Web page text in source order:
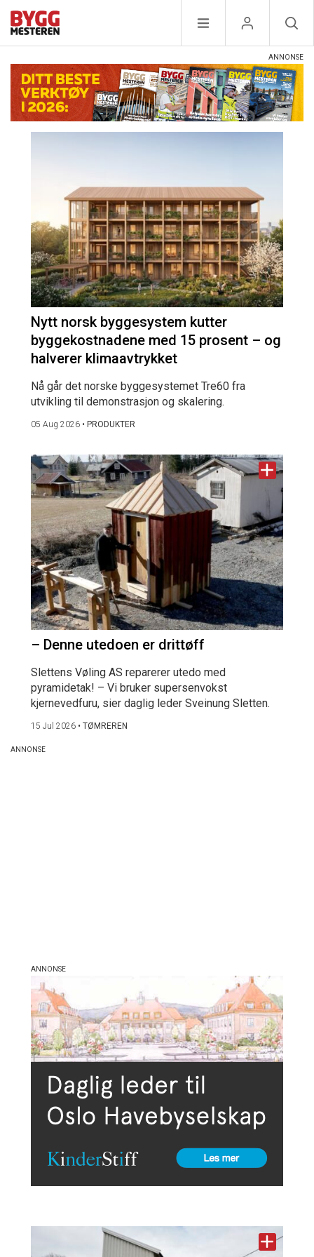
Nytt norsk byggesystem kutter
byggekostnadene med 15 prosent – og
halverer klimaavtrykket
Nå går det norske byggesystemet Tre60 fra
utvikling til demonstrasjon og skalering.
05 Aug 2026 • PRODUKTER
– Denne utedoen er drittøff
Slettens Vøling AS reparerer utedo med
pyramidetak! – Vi bruker supersenvokst
kjernevedfuru, sier daglig leder Sveinung Sletten.
15 Jul 2026 • TØMREREN